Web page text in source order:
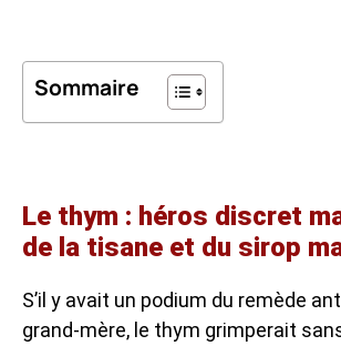
Sommaire
Le thym : héros discret
de la tisane et du sirop
S’il y avait un podium du remède
grand-mère, le thym grimperait